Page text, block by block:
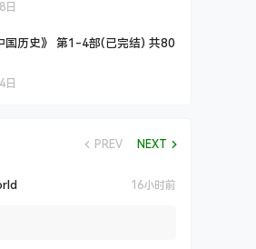
日
国历史》 第1-4部(已完结) 共80
日
PREV NEXT
16小时前